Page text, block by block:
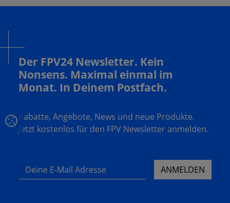
Der FPV24 Newsletter. Kein
Nonsens. Maximal einmal im
Monat. In Deinem Postfach.
Rabatte, Angebote, News und neue Produkte.
Jetzt kostenlos für den FPV Newsletter anmelden.
Deine E-Mail Adresse ANMELDEN